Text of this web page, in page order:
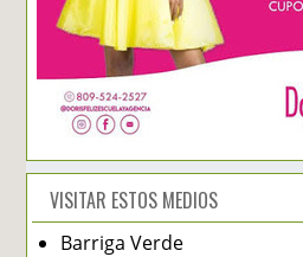
VISITAR ESTOS MEDIOS
Barriga Verde